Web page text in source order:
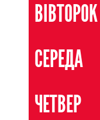
ВІВТОРОК
СЕРЕДА
ЧЕТВЕР